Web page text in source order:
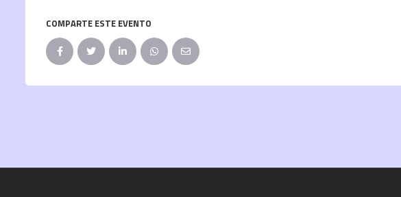
COMPARTE ESTE EVENTO